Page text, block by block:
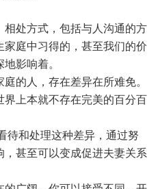
处方式，包括与人沟通的方
庭中习得的，甚至我们的价
影响着。
的人，存在差异在所难免。
上本就不存在完美的百分百
和处理这种差异，通过努
甚至可以变成促进夫妻关系